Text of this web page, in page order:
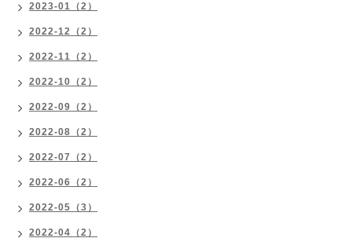
2023-01（2）
2022-12（2）
2022-11（2）
2022-10（2）
2022-09（2）
2022-08（2）
2022-07（2）
2022-06（2）
2022-05（3）
2022-04（2）